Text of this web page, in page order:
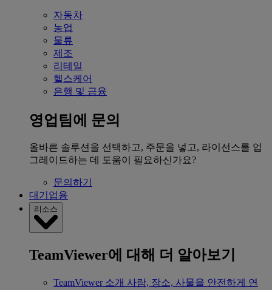
자동차
농업
물류
제조
리테일
헬스케어
은행 및 금융
영업팀에 문의
올바른 솔루션을 선택하고, 주문을 넣고, 라이선스를 업
그레이드하는 데 도움이 필요하신가요?
문의하기
대기업용
리소스
TeamViewer에 대해 더 알아보기
TeamViewer 소개 사람, 장소, 사물을 안전하게 연